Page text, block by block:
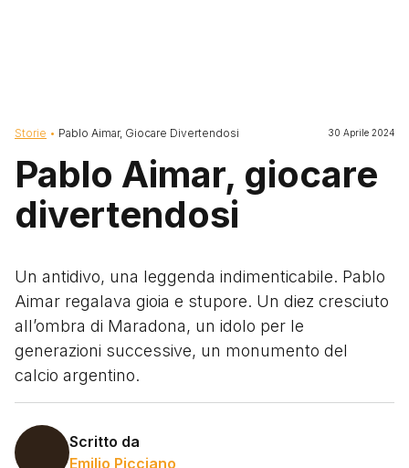
Briciole di pane
Storie Pablo Aimar, Giocare Divertendosi 30 Aprile 2024
Pablo Aimar, giocare
divertendosi
Un antidivo, una leggenda indimenticabile. Pablo
Aimar regalava gioia e stupore. Un diez cresciuto
all’ombra di Maradona, un idolo per le
generazioni successive, un monumento del
calcio argentino.
Scritto da
Emilio Picciano